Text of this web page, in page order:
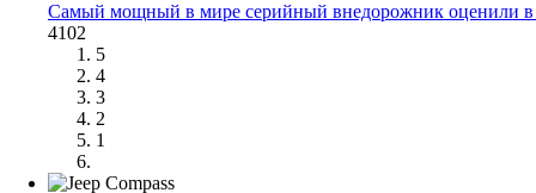
Самый мощный в мире серийный внедорожник оценили в
4102
5
4
3
2
1